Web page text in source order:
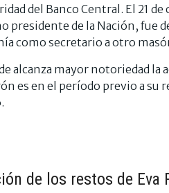
del Banco Central. El 21
presidente de la Nación, fue
como secretario a otro
alcanza mayor notoriedad la
es en el período previo a su
de los restos de Eva